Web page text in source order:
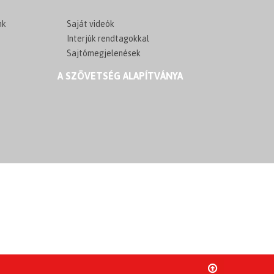
Saját videók
Interjúk rendtagokkal
Sajtómegjelenések
A SZÖVETSÉG ALAPÍTVÁNYA